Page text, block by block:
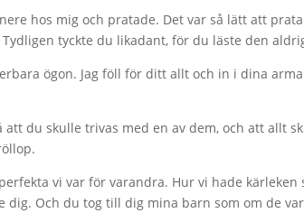
hos mig och pratade. Det var så lätt att
tyckte du likadant, för du läste den
ögon. Jag föll för ditt allt och in i dina
du skulle trivas med en av dem, och att allt
vi var för varandra. Hur vi hade kärleken
Och du tog till dig mina barn som om de